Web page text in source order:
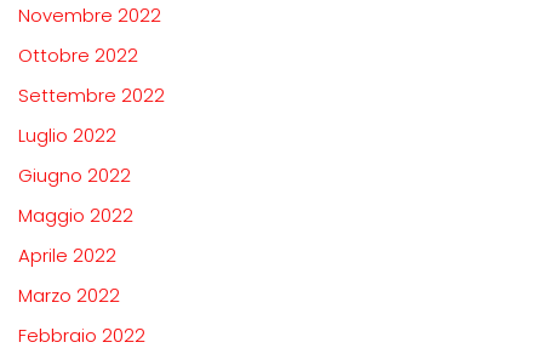
Novembre 2022
Ottobre 2022
Settembre 2022
Luglio 2022
Giugno 2022
Maggio 2022
Aprile 2022
Marzo 2022
Febbraio 2022